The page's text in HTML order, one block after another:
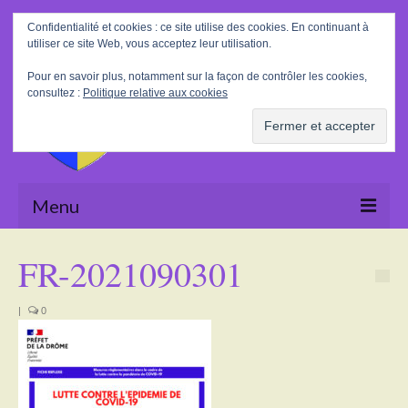
Rechercher
:
Menu
La Mairie
Le village
Tourisme
FR-2021090301
| 0
Confidentialité et cookies : ce site utilise des cookies. En continuant à
utiliser ce site Web, vous acceptez leur utilisation.
Pour en savoir plus, notamment sur la façon de contrôler les cookies,
consultez : Politique relative aux cookies